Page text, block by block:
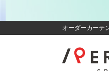
オーダーカーテ